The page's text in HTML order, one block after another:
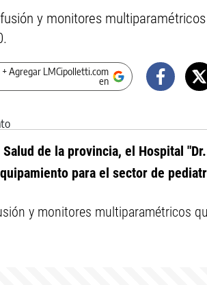
y monitores
+ Agregar LMCipolletti.com
en
de la provincia, el Hospital
para el sector de
y monitores multiparamétricos